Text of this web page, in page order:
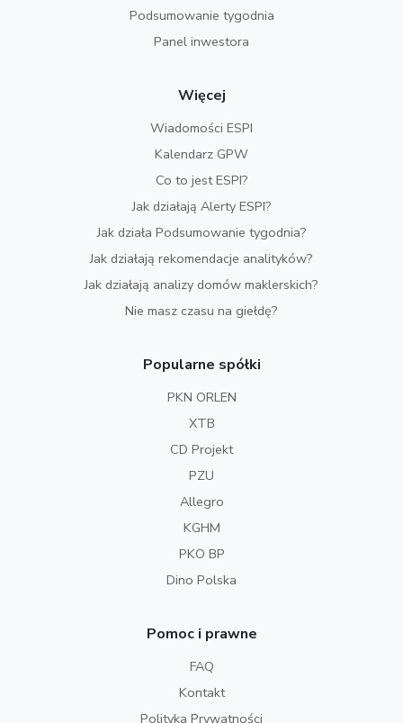
Podsumowanie tygodnia
Panel inwestora
Więcej
Wiadomości ESPI
Kalendarz GPW
Co to jest ESPI?
Jak działają Alerty ESPI?
Jak działa Podsumowanie tygodnia?
Jak działają rekomendacje analityków?
Jak działają analizy domów maklerskich?
Nie masz czasu na giełdę?
Popularne spółki
PKN ORLEN
XTB
CD Projekt
PZU
Allegro
KGHM
PKO BP
Dino Polska
Pomoc i prawne
FAQ
Kontakt
Polityka Prywatności